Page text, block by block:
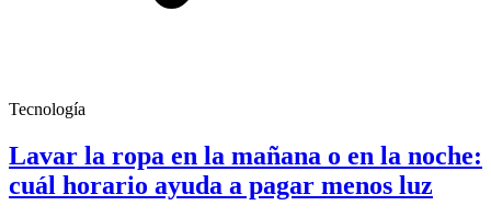
Tecnología
Lavar la ropa en la mañana o en la noche:
cuál horario ayuda a pagar menos luz